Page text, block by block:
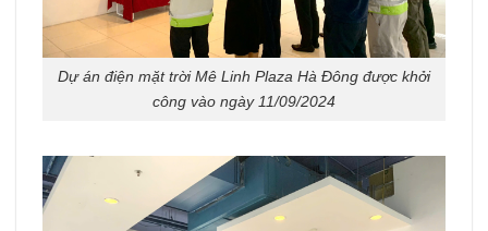
Dự án điện mặt trời Mê Linh Plaza Hà Đông được khởi
công vào ngày 11/09/2024